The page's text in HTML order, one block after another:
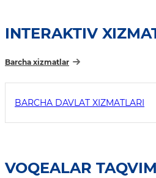
INTERAKTIV
Barcha xizmatlar
BARCHA DAVLAT XIZMATLARI
VOQEALAR